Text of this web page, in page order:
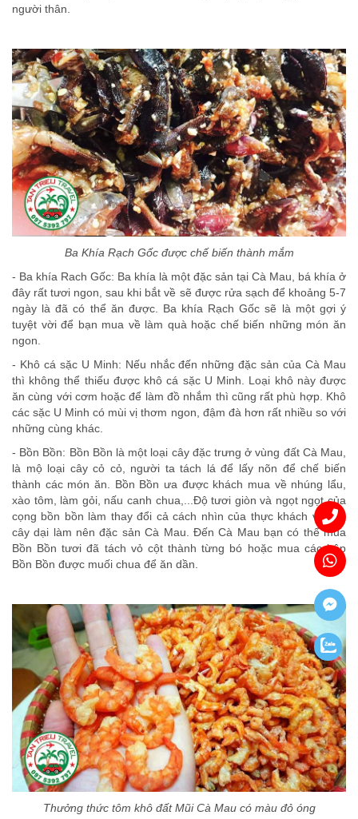
người thân.
Ba Khía Rạch Gốc được chế biến thành mắm
- Ba khía Rach Gốc: Ba khía là một đặc sản tại Cà Mau, bá khía ở
đây rất tươi ngon, sau khi bắt về sẽ được rửa sạch để khoảng 5-7
ngày là đã có thể ăn được. Ba khía Rạch Gốc sẽ là một gợi ý
tuyệt vời để bạn mua về làm quà hoặc chế biến những món ăn
ngon.
- Khô cá sặc U Minh: Nếu nhắc đến những đặc sản của Cà Mau
thì không thể thiếu được khô cá sặc U Minh. Loại khô này được
ăn cùng với cơm hoặc để làm đồ nhắm thì cũng rất phù hợp. Khô
các sặc U Minh có mùi vị thơm ngon, đậm đà hơn rất nhiều so với
những cùng khác.
- Bồn Bồn: Bồn Bồn là một loại cây đặc trưng ở vùng đất Cà Mau,
là mộ loại cây cỏ cỏ, người ta tách lá để lấy nõn để chế biến
thành các món ăn. Bồn Bồn ưa được khách mua về nhúng lẩu,
xào tôm, làm gỏi, nấu canh chua,...Độ tươi giòn và ngọt ngọt của
cọng bồn bồn làm thay đổi cả cách nhìn của thực khách về loại
cây dại làm nên đặc sản Cà Mau. Đến Cà Mau bạn có thể mua
Bồn Bồn tươi đã tách vỏ cột thành từng bó hoặc mua các hộp
Bồn Bồn được muối chua để ăn dần.
Thưởng thức tôm khô đất Mũi Cà Mau có màu đỏ óng